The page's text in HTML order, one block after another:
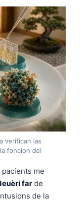
verifican las
foncion del
me
far de
de la